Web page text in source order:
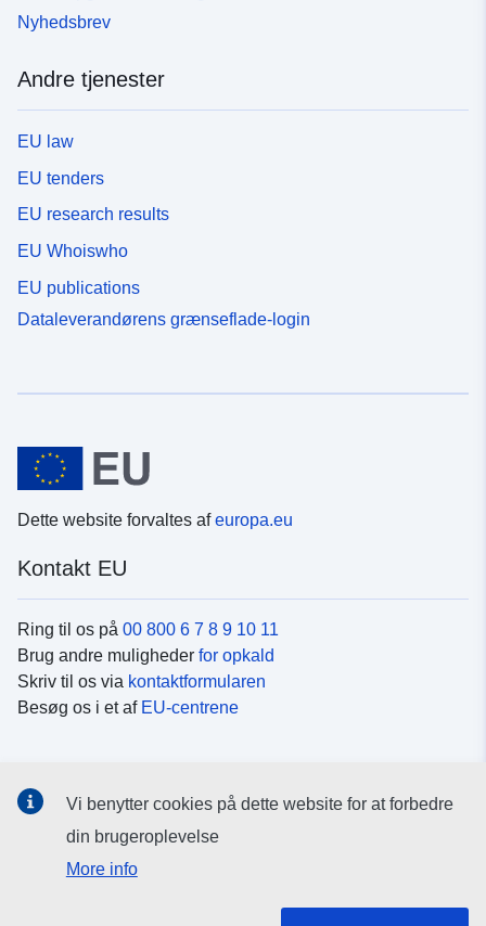
Nyhedsbrev
Andre tjenester
EU law
EU tenders
EU research results
EU Whoiswho
EU publications
Dataleverandørens grænseflade-login
Dette website forvaltes afeuropa.eu
Kontakt EU
Ring til os på 00 800 6 7 8 9 10 11
Brug andre muligheder for opkald
Skriv til os via kontaktformularen
Besøg os i et af EU-centrene
Søg efter EU's sider påsociale medier
EU-institutioner og -organer
Vi benytter cookies på dette website for at forbedre
din brugeroplevelse
More info